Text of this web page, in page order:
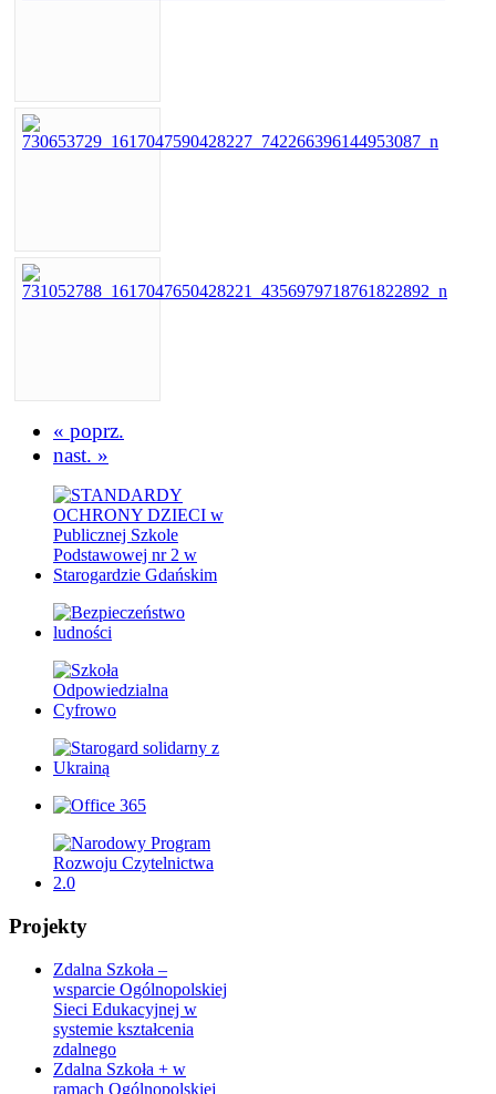
« poprz.
nast. »
Projekty
Zdalna Szkoła –
wsparcie Ogólnopolskiej
Sieci Edukacyjnej w
systemie kształcenia
zdalnego
Zdalna Szkoła + w
ramach Ogólnopolskiej